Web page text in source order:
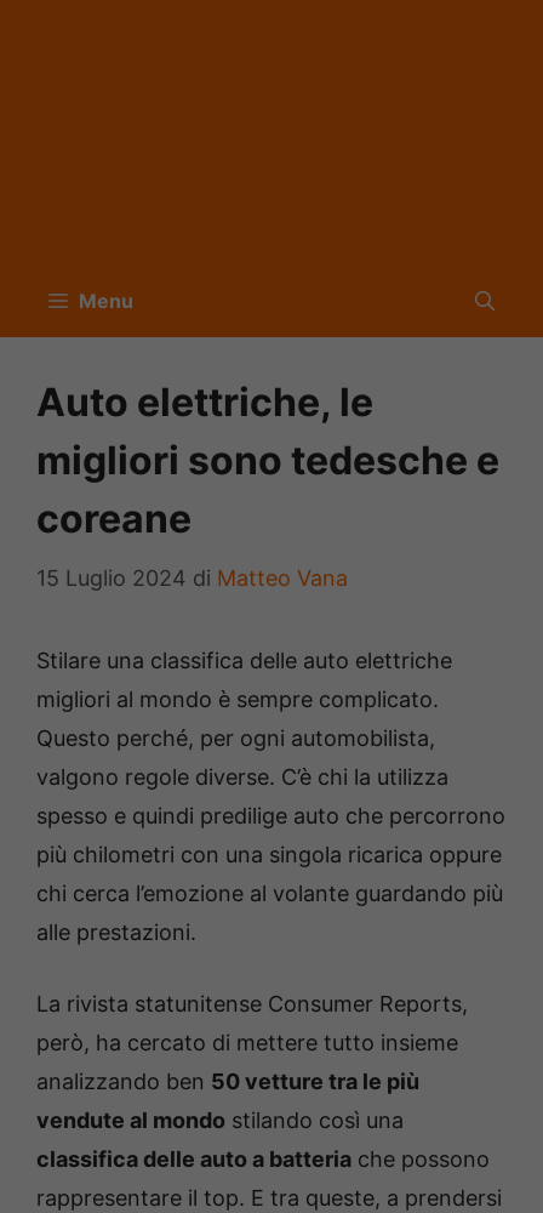
Menu
Auto elettriche, le
migliori sono tedesche e
coreane
15 Luglio 2024 di Matteo Vana
Stilare una classifica delle auto elettriche
migliori al mondo è sempre complicato.
Questo perché, per ogni automobilista,
valgono regole diverse. C’è chi la utilizza
spesso e quindi predilige auto che percorrono
più chilometri con una singola ricarica oppure
chi cerca l’emozione al volante guardando più
alle prestazioni.
La rivista statunitense Consumer Reports,
però, ha cercato di mettere tutto insieme
analizzando ben 50 vetture tra le più
vendute al mondo stilando così una
classifica delle auto a batteria che possono
rappresentare il top. E tra queste, a prendersi